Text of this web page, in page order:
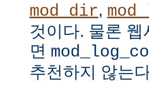
mod_dir,
것이다. 물론
면
추천하지 않는